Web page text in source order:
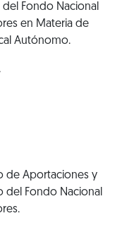
Fondo Nacional
en Materia de
Autónomo.
de Aportaciones y
del Fondo Nacional